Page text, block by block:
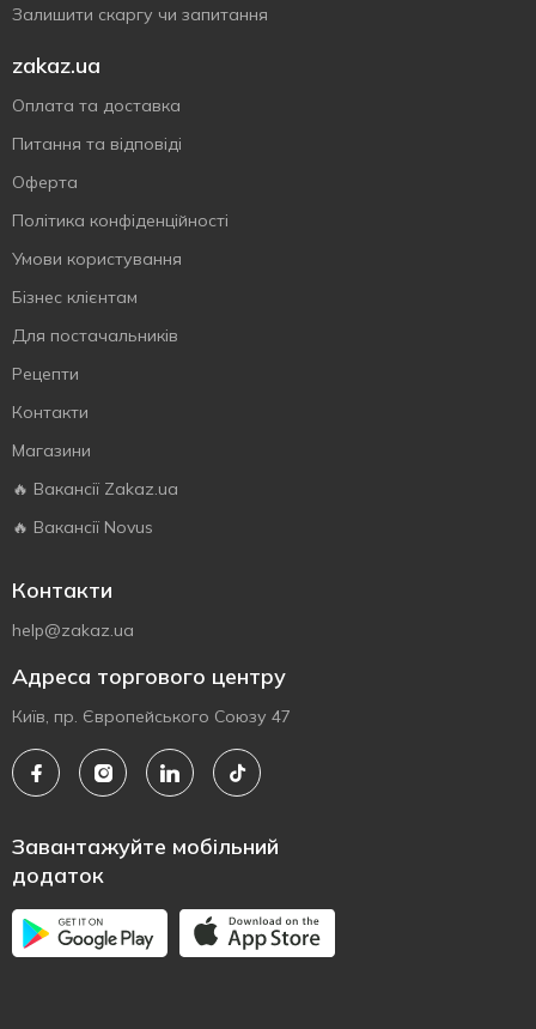
Залишити скаргу чи запитання
zakaz.ua
Оплата та доставка
Питання та відповіді
Оферта
Політика конфіденційності
Умови користування
Бізнес клієнтам
Для постачальників
Рецепти
Контакти
Магазини
🔥 Вакансії Zakaz.ua
🔥 Вакансії Novus
Контакти
help@zakaz.ua
Адреса торгового центру
Київ, пр. Європейського Союзу 47
Завантажуйте мобільний
додаток